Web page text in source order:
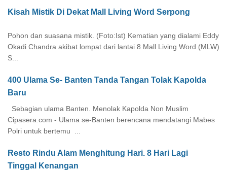
Kisah Mistik Di Dekat Mall Living Word Serpong
Pohon dan suasana mistik. (Foto:Ist) Kematian yang dialami Eddy
Okadi Chandra akibat lompat dari lantai 8 Mall Living Word (MLW)
S...
400 Ulama Se- Banten Tanda Tangan Tolak Kapolda
Baru
Sebagian ulama Banten. Menolak Kapolda Non Muslim
Cipasera.com - Ulama se-Banten berencana mendatangi Mabes
Polri untuk bertemu ...
Resto Rindu Alam Menghitung Hari. 8 Hari Lagi
Tinggal Kenangan